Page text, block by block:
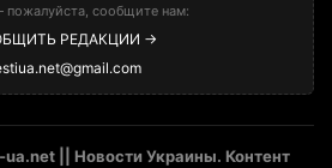
сообщите нам:
РЕДАКЦИИ →
|| Новости Украины. Контент